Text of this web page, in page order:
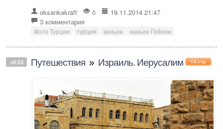
oksankakraft 0
19.11.2014 21:47
3 комментария
Фото Турции турция каньон каньон Гейнюк
+0.53 Путешествия » Израиль. Иерусалим